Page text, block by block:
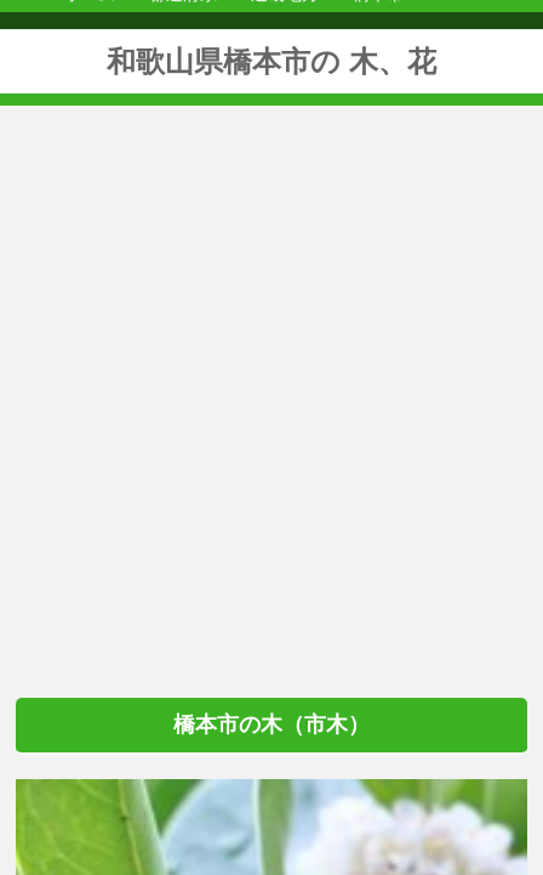
和歌山県橋本市の 木、花
橋本市の木（市木）